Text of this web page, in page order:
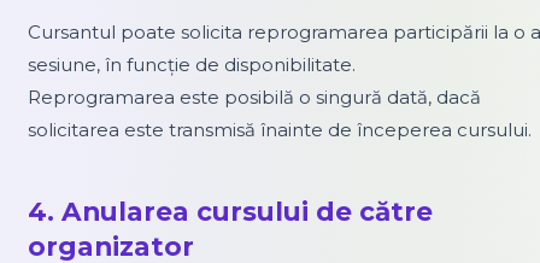
Cursantul poate solicita reprogramarea participării la o
sesiune, în funcție de disponibilitate.
Reprogramarea este posibilă o singură dată, dacă
solicitarea este transmisă înainte de începerea cursului.
4. Anularea cursului de către
organizator